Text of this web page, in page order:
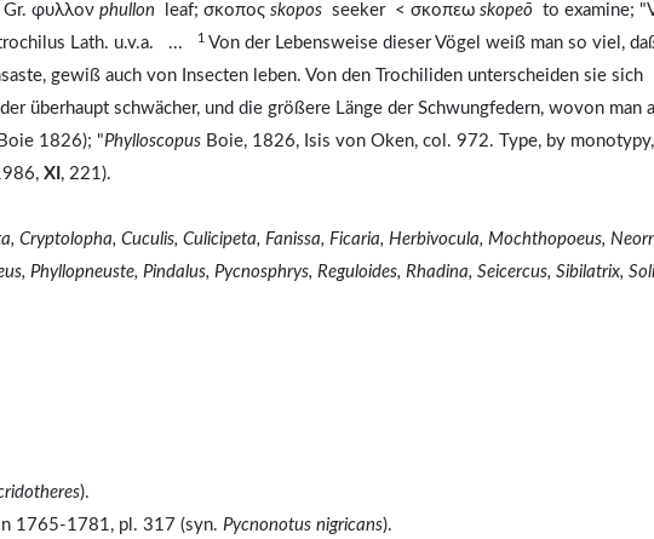
Gr. φυλλον phullon leaf; σκοπος skopos seeker < σκοπεω skopeō to examine;
Lath. u.v.a. ... 1 Von der Lebensweise dieser Vögel weiß man so viel,
gewiß auch von Insecten leben. Von den Trochiliden unterscheiden sie sich
überhaupt schwächer, und die größere Länge der Schwungfedern, wovon man
1826); "Phylloscopus Boie, 1826, Isis von Oken, col. 972. Type, by monotypy,
XI , 221).
Cryptolopha, Cuculis, Culicipeta, Fanissa, Ficaria, Herbivocula, Mochthopoeus,
Phyllopneuste, Pindalus, Pycnosphrys, Reguloides, Rhadina, Seicercus, Sibilatrix,
).
1765-1781, pl. 317 (syn. Pycnonotus nigricans).